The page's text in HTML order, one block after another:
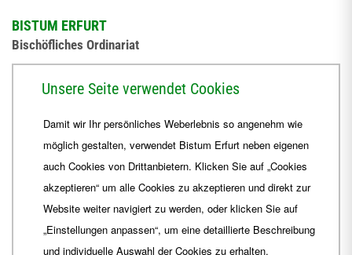
BISTUM ERFURT
Bischöfliches Ordinariat
+49 361 6572-444
ordinariat Bistum-Erfurt.de
Unsere Seite verwendet Cookies
Damit wir Ihr persönliches Weberlebnis so angenehm wie
möglich gestalten, verwendet Bistum Erfurt neben eigenen
auch Cookies von Drittanbietern. Klicken Sie auf „Cookies
akzeptieren“ um alle Cookies zu akzeptieren und direkt zur
Website weiter navigiert zu werden, oder klicken Sie auf
„Einstellungen anpassen“, um eine detaillierte Beschreibung
und individuelle Auswahl der Cookies zu erhalten.